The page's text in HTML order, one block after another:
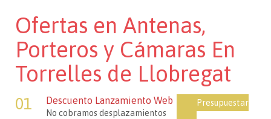
Ofertas en Antenas,
Porteros y Cámaras En
Torrelles de Llobregat
01 Descuento Lanzamiento Web
No cobramos desplazamientos
Presupuestar